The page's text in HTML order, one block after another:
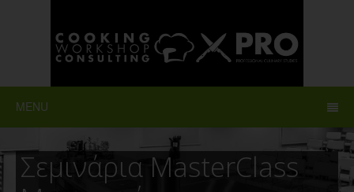
MENU
Σεμινάρια MasterClass